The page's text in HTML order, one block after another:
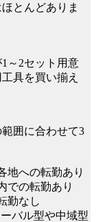
とんどありま
～2セット用意
具を買い揃え
囲に合わせて3
地への転勤あり
での転勤あり
勤なし
バル型や中域型